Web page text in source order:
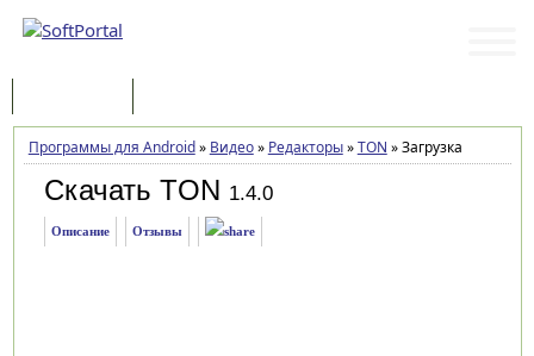
Программы для Android» Видео» Редакторы»TON »Загрузка
Скачать TON 1.4.0
Описание Отзывы